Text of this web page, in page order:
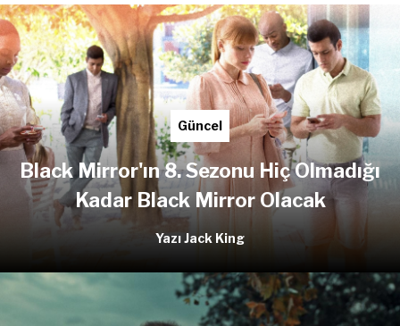
Güncel
Black Mirror'ın 8. Sezonu Hiç Olmadığı
Kadar Black Mirror Olacak
Yazı Jack King